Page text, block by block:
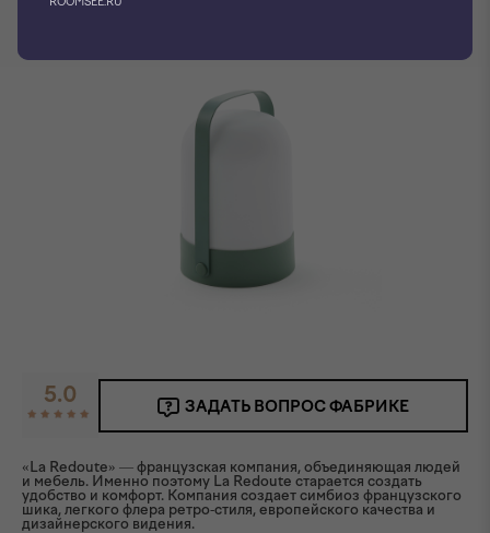
Фото производителя
5.0 ЗАДАТЬ ВОПРОС ФАБРИКЕ
«La Redoute» — французская компания, объединяющая людей
и мебель. Именно поэтому La Redoute старается создать
удобство и комфорт. Компания создает симбиоз французского
шика, легкого флера ретро-стиля, европейского качества и
дизайнерского видения.